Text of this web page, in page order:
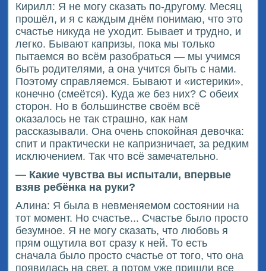
Кирилл: Я не могу сказать по-другому. Месяц
прошёл, и я с каждым днём понимаю, что это
счастье никуда не уходит. Бывает и трудно, и
легко. Бывают капризы, пока мы только
пытаемся во всём разобраться — мы учимся
быть родителями, а она учится быть с нами.
Поэтому справляемся. Бывают и «истерики»,
конечно (смеётся). Куда же без них? С обеих
сторон. Но в большинстве своём всё
оказалось не так страшно, как нам
рассказывали. Она очень спокойная девочка:
спит и практически не капризничает, за редким
исключением. Так что всё замечательно.
— Какие чувства вы испытали, впервые
взяв ребёнка на руки?
Алина: Я была в невменяемом состоянии на
тот момент. Но счастье... Счастье было просто
безумное. Я не могу сказать, что любовь я
прям ощутила вот сразу к ней. То есть
сначала было просто счастье от того, что она
появилась на свет, а потом уже пришли все